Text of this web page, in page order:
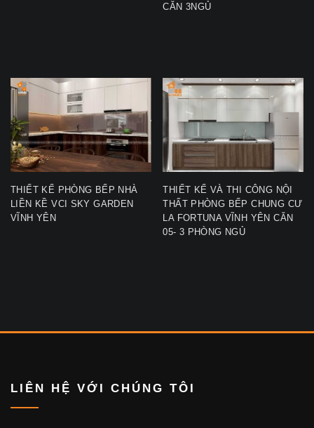
CĂN 3NGỦ
THIẾT KẾ PHÒNG BẾP NHÀ
LIỀN KỀ VCI SKY GARDEN
VĨNH YÊN
THIẾT KẾ VÀ THI CÔNG NỘI
THẤT PHÒNG BẾP CHUNG CƯ
LA FORTUNA VĨNH YÊN CĂN
05- 3 PHÒNG NGỦ
LIÊN HỆ VỚI CHÚNG TÔI